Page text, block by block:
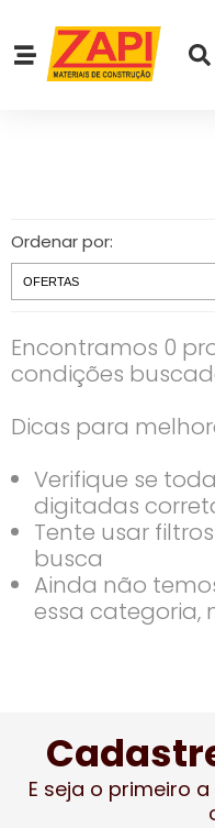
Ordenar por:
Encontramos 0
condições
Dicas para
Verifique se
digitadas
Tente usar
busca
Ainda não
essa categoria,
E seja o primeiro